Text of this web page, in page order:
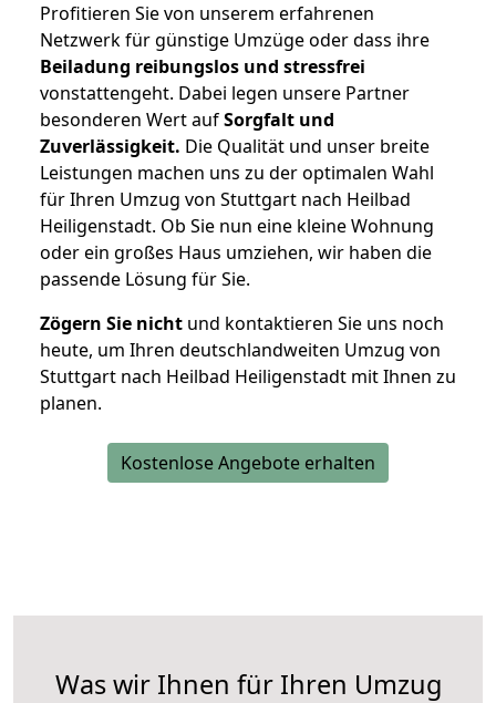
Profitieren Sie von unserem erfahrenen
Netzwerk für günstige Umzüge oder dass ihre
Beiladung reibungslos und stressfrei
vonstattengeht. Dabei legen unsere Partner
besonderen Wert aufSorgfalt und
Zuverlässigkeit. Die Qualität und unser breite
Leistungen machen uns zu der optimalen Wahl
für Ihren Umzug von Stuttgart nach Heilbad
Heiligenstadt. Ob Sie nun eine kleine Wohnung
oder ein großes Haus umziehen, wir haben die
passende Lösung für Sie.
Zögern Sie nicht und kontaktieren Sie uns noch
heute, um Ihren deutschlandweiten Umzug von
Stuttgart nach Heilbad Heiligenstadt mit Ihnen zu
planen.
Kostenlose Angebote erhalten
Was wir Ihnen für Ihren Umzug